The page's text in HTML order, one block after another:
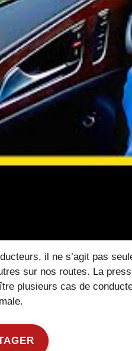
de sensibilisation
comme un défi.
exemplaires qui
plus de
sécurité
les
A1. La stratégie consiste
capables de détecter
il ne s’agit pas
sur nos routes. La
plusieurs cas de